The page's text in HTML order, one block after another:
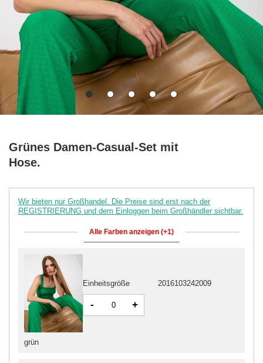
Grünes Damen-Casual-Set mit
Hose.
Wir bieten nur Großhandel. Die Preise sind erst nach der
REGISTRIERUNG und dem Einloggen beim Großhändler sichtbar.
Alle Farben anzeigen (+1)
grün
Einheitsgröße 2016103242009
- +